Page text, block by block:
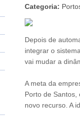
Categoria:
Depois de
integrar o
vai mudar a
A meta da
Porto de
novo recurso. A